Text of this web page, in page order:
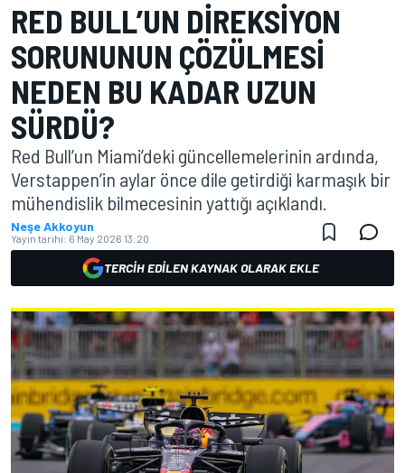
RED BULL’UN DIREKSIYON
SORUNUNUN ÇÖZÜLMESI
NEDEN BU KADAR UZUN
SÜRDÜ?
Red Bull’un Miami’deki güncellemelerinin ardında,
Verstappen’in aylar önce dile getirdiği karmaşık bir
mühendislik bilmecesinin yattığı açıklandı.
Neşe Akkoyun
Yayın tarihi: 6 May 2026 13:20
TERCIH EDILEN KAYNAK OLARAK EKLE